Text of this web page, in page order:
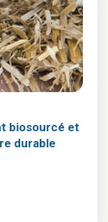
biosourcé et
durable